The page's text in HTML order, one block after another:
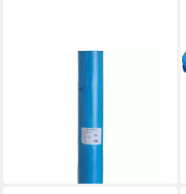
Dampfbremsfolie PE125
lieferbar - in 2-3 Werktagen bei dir